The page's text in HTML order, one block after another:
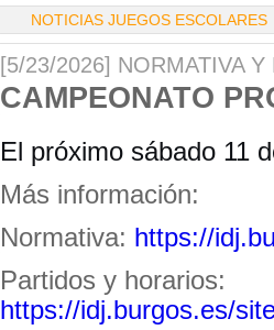
NOTICIAS JUEGOS ESCOLARES
[5/23/2026] NORMATIVA Y
CAMPEONATO
El próximo sábado 11
Más información:
Normativa: https://
Partidos y horarios:
https://idj.burgos.es/